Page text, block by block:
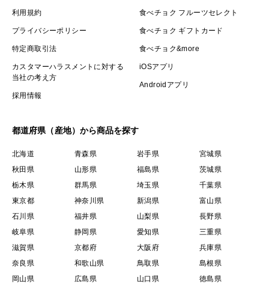
利用規約
プライバシーポリシー
特定商取引法
カスタマーハラスメントに対する
当社の考え方
採用情報
食べチョク フルーツセレクト
食べチョク ギフトカード
食べチョク&more
iOSアプリ
Androidアプリ
都道府県（産地）から商品を探す
北海道 青森県 岩手県
宮城県
秋田県
山形県 福島県
茨城県
栃木県
群馬県 埼玉県
千葉県
東京都
神奈川県 新潟県
富山県
石川県
福井県 山梨県
長野県
岐阜県
静岡県 愛知県
三重県
滋賀県
京都府 大阪府
兵庫県
奈良県
和歌山県 鳥取県
島根県
岡山県
広島県 山口県 徳島県